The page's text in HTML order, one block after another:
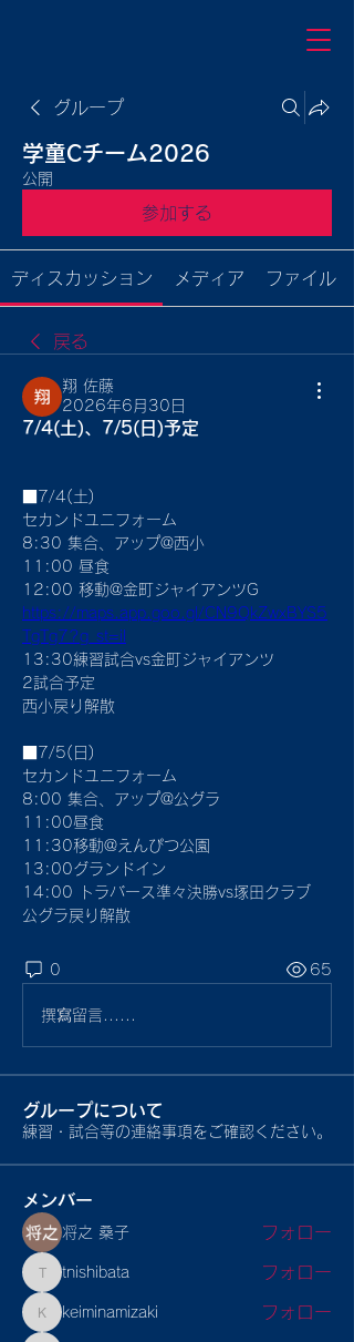
グループ
学童Cチーム2026
公開
参加する
ディスカッション メディア ファイル
戻る
翔 佐藤
2026年6月30日
7/4(土)、7/5(日)予定
■7/4(土)
セカンドユニフォーム
8:30 集合、アップ@西小
11:00 昼食
12:00 移動@金町ジャイアンツG
https://maps.app.goo.gl/CN9QkZwxBYS5
TgTg7?g_st=il
13:30練習試合vs金町ジャイアンツ
2試合予定
西小戻り解散
■7/5(日)
セカンドユニフォーム
8:00 集合、アップ@公グラ
11:00昼食
11:30移動@えんぴつ公園
13:00グランドイン
14:00 トラバース準々決勝vs塚田クラブ
公グラ戻り解散
0 65
撰寫留言......
グループについて
練習・試合等の連絡事項をご確認ください。
メンバー
将之 桑子 フォロー
tnishibata
tnishibata フォロー
keiminamizaki
keiminamizaki フォロー